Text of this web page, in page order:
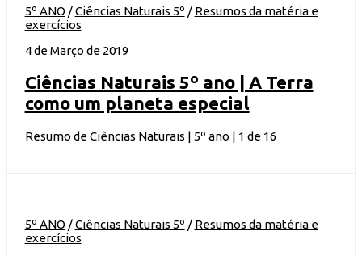
5º ANO /Ciências Naturais 5º / Resumos da matéria e
exercícios
4 de Março de 2019
Ciências Naturais 5º ano | A Terra
como um planeta especial
Resumo de Ciências Naturais | 5º ano | 1 de 16
5º ANO /Ciências Naturais 5º / Resumos da matéria e
exercícios